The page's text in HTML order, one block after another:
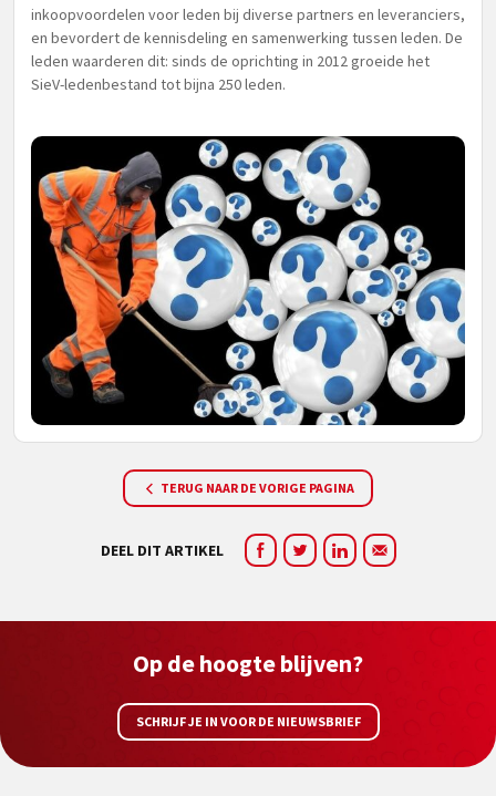
inkoopvoordelen voor leden bij diverse partners en leveranciers,
en bevordert de kennisdeling en samenwerking tussen leden. De
leden waarderen dit: sinds de oprichting in 2012 groeide het
SieV-ledenbestand tot bijna 250 leden.
TERUG NAAR DE VORIGE PAGINA
DEEL DIT ARTIKEL
Op de hoogte blijven?
SCHRIJF JE IN VOOR DE NIEUWSBRIEF